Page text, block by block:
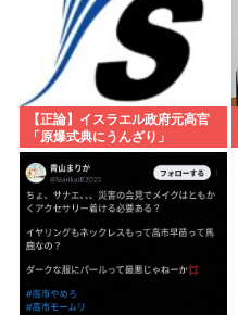
【正論】イスラエル政府元高官
「原爆式典にうんざり」